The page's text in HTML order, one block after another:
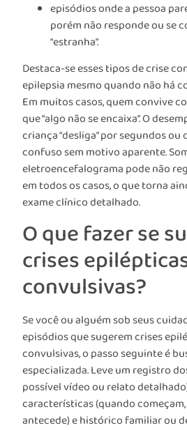
episódios onde a pessoa
porém não responde ou se
“estranha”.
Destaca-se esses tipos de crise
epilepsia mesmo quando não há
Em muitos casos, quem convive
que “algo não se encaixa”. O
criança “desliga” por segundos
confuso sem motivo aparente.
eletroencefalograma pode não
em todos os casos, o que torna
exame clínico detalhado.
O que fazer se
crises
convulsivas?
Se você ou alguém sob seus
episódios que sugerem crises
convulsivas, o passo seguinte é
especializada. Leve um registro
possível vídeo ou relato
características (quando
antecede) e histórico familiar ou